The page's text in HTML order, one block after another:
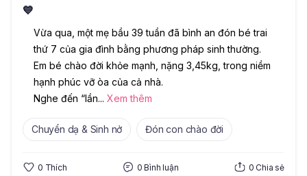
💙
Vừa qua, một mẹ bầu 39 tuần đã bình an đón bé trai
thứ 7 của gia đình bằng phương pháp sinh thường.
Em bé chào đời khỏe mạnh, nặng 3,45kg, trong niềm
hạnh phúc vỡ òa của cả nhà.
Nghe đến “lần... Xem thêm
Chuyển dạ & Sinh nở Đón con chào đời
0 Thích 0 Bình luận 0 Chia sẻ